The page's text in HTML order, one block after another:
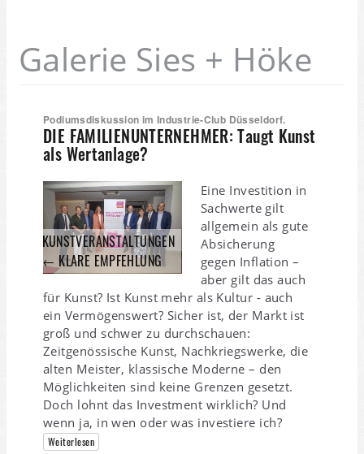
Galerie Sies + Höke
Podiumsdiskussion im Industrie-Club Düsseldorf.
DIE FAMILIENUNTERNEHMER: Taugt Kunst
als Wertanlage?
KUNSTVERANSTALTUNGEN
← KLARE EMPFEHLUNG
Eine Investition in
Sachwerte gilt
allgemein als gute
Absicherung
gegen Inflation –
aber gilt das auch
für Kunst? Ist Kunst mehr als Kultur - auch
ein Vermögenswert? Sicher ist, der Markt ist
groß und schwer zu durchschauen:
Zeitgenössische Kunst, Nachkriegswerke, die
alten Meister, klassische Moderne – den
Möglichkeiten sind keine Grenzen gesetzt.
Doch lohnt das Investment wirklich? Und
wenn ja, in wen oder was investiere ich?
Weiterlesen